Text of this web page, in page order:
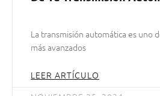
La transmisión automática es uno
más avanzados
LEER ARTÍCULO